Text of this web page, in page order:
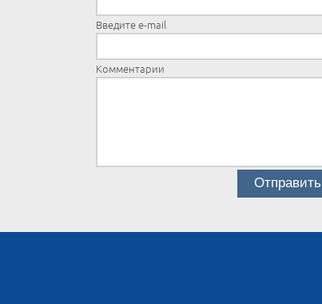
Введите e-mail
Комментарии